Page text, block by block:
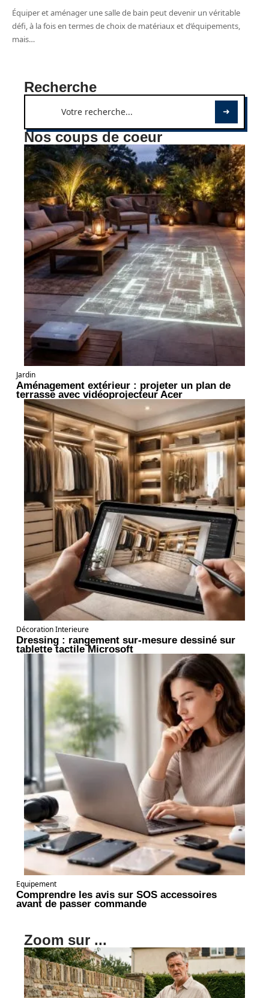
Équiper et aménager une salle de bain peut devenir un véritable
défi, à la fois en termes de choix de matériaux et d’équipements,
mais…
Recherche
Nos coups de coeur
Jardin
Aménagement extérieur : projeter un plan de
terrasse avec vidéoprojecteur Acer
Décoration Interieure
Dressing : rangement sur-mesure dessiné sur
tablette tactile Microsoft
Equipement
Comprendre les avis sur SOS accessoires
avant de passer commande
Zoom sur ...